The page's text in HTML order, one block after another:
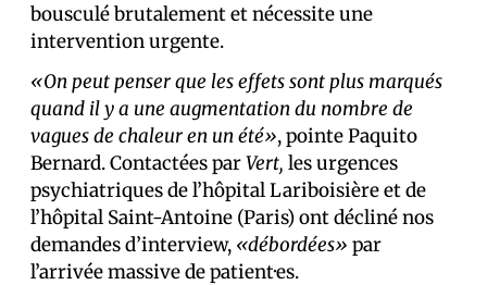
bousculé brutalement et nécessite une
intervention urgente.
«On peut penser que les effets sont plus marqués
quand il y a une augmentation du nombre de
vagues de chaleur en un été», pointe Paquito
Bernard. Contactées parVert, les urgences
psychiatriques de l’hôpital Lariboisière et de
l’hôpital Saint-Antoine (Paris) ont décliné nos
demandes d’interview, «débordées» par
l’arrivée massive de patient·es.